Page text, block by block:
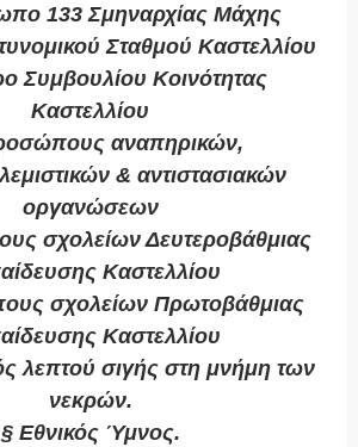
133 Σμηναρχίας Μάχης
Σταθμού Καστελλίου
Συμβουλίου Κοινότητας
Καστελλίου
αναπηρικών,
& αντιστασιακών
οργανώσεων
σχολείων Δευτεροβάθμιας
Καστελλίου
σχολείων Πρωτοβάθμιας
Καστελλίου
λεπτού σιγής στη μνήμη των
νεκρών.
§ Εθνικός Ύμνος.